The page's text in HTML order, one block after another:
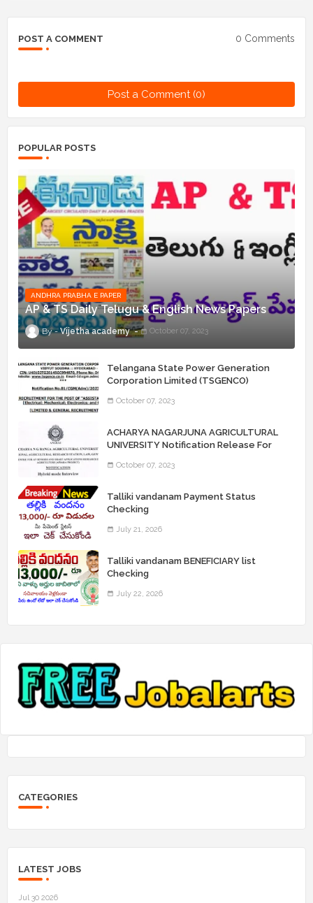
POST A COMMENT 0 Comments
Post a Comment (0)
POPULAR POSTS
ANDHRA PRABHA E PAPER
AP & TS Daily Telugu & English News Papers
Vijetha academy October 07, 2023
Telangana State Power Generation
Corporation Limited (TSGENCO)
“Assistant Engineers" Posts
October 07, 2023
ACHARYA NAGARJUNA AGRICULTURAL
UNIVERSITY Notification Release For
October 07, 2023
Talliki vandanam Payment Status
Checking
July 21, 2026
Talliki vandanam BENEFICIARY list
Checking
July 22, 2026
CATEGORIES
LATEST JOBS
Jul 30 2026